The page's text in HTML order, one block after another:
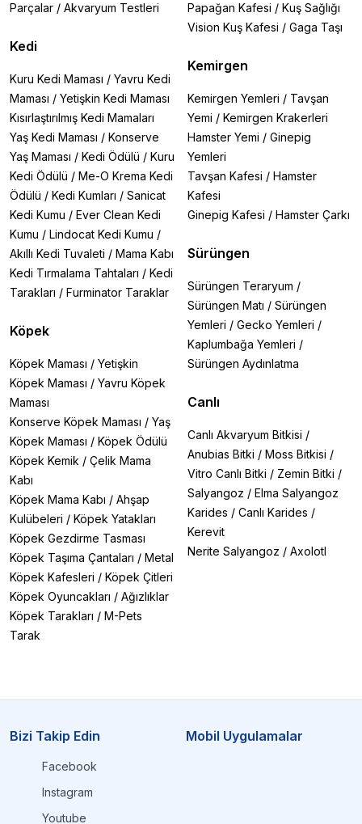
Parçalar / Akvaryum Testleri
Kedi
Kuru Kedi Maması / Yavru Kedi
Maması / Yetişkin Kedi Maması
Kısırlaştırılmış Kedi Mamaları
Yaş Kedi Maması / Konserve
Yaş Maması / Kedi Ödülü / Kuru
Kedi Ödülü / Me-O Krema Kedi
Ödülü / Kedi Kumları / Sanicat
Kedi Kumu / Ever Clean Kedi
Kumu / Lindocat Kedi Kumu /
Akıllı Kedi Tuvaleti / Mama Kabı
Kedi Tırmalama Tahtaları / Kedi
Tarakları / Furminator Taraklar
Köpek
Köpek Maması / Yetişkin
Köpek Maması / Yavru Köpek
Maması
Konserve Köpek Maması / Yaş
Köpek Maması / Köpek Ödülü
Köpek Kemik / Çelik Mama
Kabı
Köpek Mama Kabı / Ahşap
Kulübeleri / Köpek Yatakları
Köpek Gezdirme Tasması
Köpek Taşıma Çantaları / Metal
Köpek Kafesleri / Köpek Çitleri
Köpek Oyuncakları / Ağızlıklar
Köpek Tarakları / M-Pets
Tarak
Papağan Kafesi / Kuş Sağlığı
Vision Kuş Kafesi / Gaga Taşı
Kemirgen
Kemirgen Yemleri / Tavşan
Yemi / Kemirgen Krakerleri
Hamster Yemi / Ginepig
Yemleri
Tavşan Kafesi / Hamster
Kafesi
Ginepig Kafesi / Hamster Çarkı
Sürüngen
Sürüngen Teraryum /
Sürüngen Matı / Sürüngen
Yemleri / Gecko Yemleri /
Kaplumbağa Yemleri /
Sürüngen Aydınlatma
Canlı
Canlı Akvaryum Bitkisi /
Anubias Bitki / Moss Bitkisi /
Vitro Canlı Bitki / Zemin Bitki /
Salyangoz / Elma Salyangoz
Karides / Canlı Karides /
Kerevit
Nerite Salyangoz / Axolotl
Bizi Takip Edin
Facebook
Instagram
Youtube
Mobil Uygulamalar